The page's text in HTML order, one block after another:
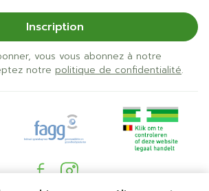
Inscription
vous vous abonnez à notre
notre politique de confidentialité.